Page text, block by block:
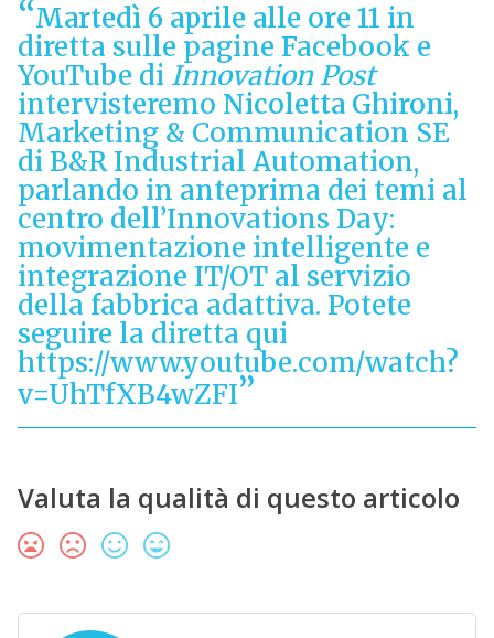
Martedì 6 aprile alle ore 11 in
diretta sulle pagine Facebook e
YouTube di Innovation Post
intervisteremo Nicoletta Ghironi,
Marketing & Communication SE
di B&R Industrial Automation,
parlando in anteprima dei temi al
centro dell’Innovations Day:
movimentazione intelligente e
integrazione IT/OT al servizio
della fabbrica adattiva. Potete
seguire la diretta qui
https://www.youtube.com/watch?
v=UhTfXB4wZFI
Valuta la qualità di questo articolo